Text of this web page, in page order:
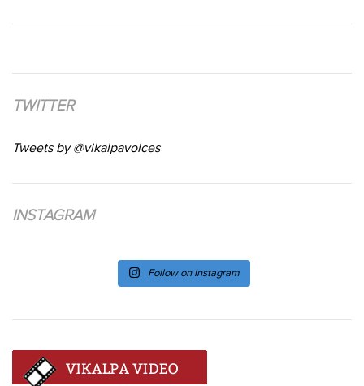
TWITTER
Tweets by @vikalpavoices
INSTAGRAM
Follow on Instagram